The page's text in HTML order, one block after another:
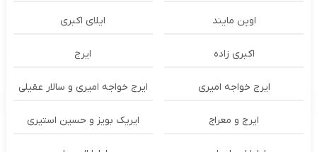
اوپن مایند ايلاى اكبرى
اکبری زاده ایرج
ایرج خواجه امیری ایرج خواجه امیری و سالار عقیلی
ایرج و معراج ایریک بویز و حسین استیری